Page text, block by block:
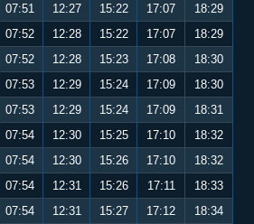
07:51 12:27 15:22 17:07
18:29
07:52 12:28 15:22 17:07
18:29
07:52 12:28 15:23 17:08
18:30
07:53 12:29 15:24 17:09
18:30
07:53 12:29 15:24 17:09
18:31
07:54 12:30 15:25 17:10
18:32
07:54 12:30 15:26 17:10
18:32
07:54 12:31 15:26 17:11
18:33
07:54 12:31 15:27 17:12
18:34